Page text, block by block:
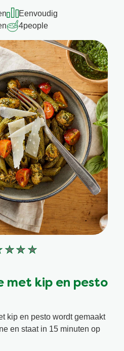
Eenvoudig
4people
Geen
ingediend
recipe
met kip en pesto
kip en pesto wordt gemaakt
en staat in 15 minuten op